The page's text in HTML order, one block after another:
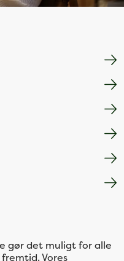
gør det muligt for alle
Vores